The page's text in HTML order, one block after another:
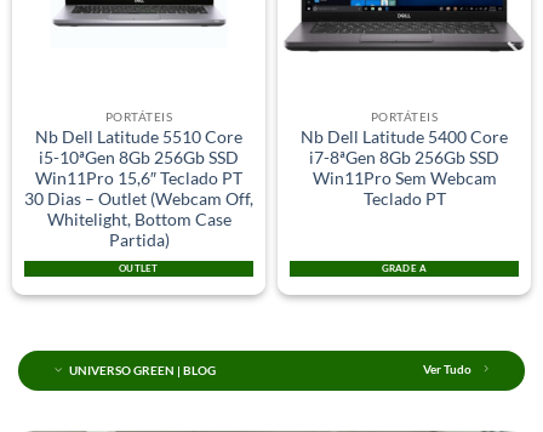
PORTÁTEIS
Nb Dell Latitude 5510 Core
i5-10ªGen 8Gb 256Gb SSD
Win11Pro 15,6″ Teclado PT
30 Dias – Outlet (Webcam Off,
Whitelight, Bottom Case
Partida)
OUTLET
PORTÁTEIS
Nb Dell Latitude 5400 Core
i7-8ªGen 8Gb 256Gb SSD
Win11Pro Sem Webcam
Teclado PT
GRADE A
UNIVERSO GREEN | BLOG Ver Tudo